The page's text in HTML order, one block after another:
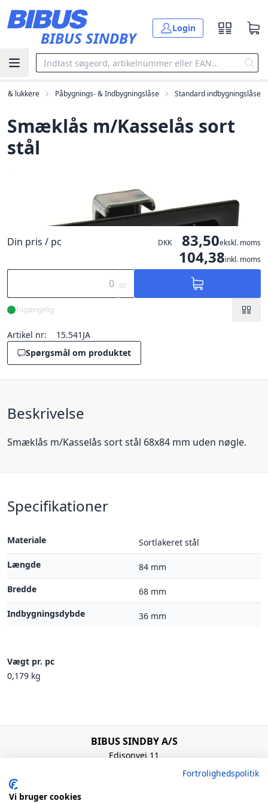
BIBUS SINDBY
Login
& lukkere Påbygnings- & Indbygningslåse Standard indbygningslåse
Smæklås m/Kasselås sort
stål
Din pris / pc DKK 83,50ekskl. moms
104,38inkl. moms
pc
Tilgængelig
Artikel nr:
15.541JA
Spørgsmål om produktet
Beskrivelse
Smæklås m/Kasselås sort stål 68x84 mm uden nøgle.
Specifikationer
Materiale
Sortlakeret stål
Længde
84 mm
Bredde
68 mm
Indbygningsdybde
36 mm
Vægt pr. pc
0,179 kg
BIBUS SINDBY A/S
Edisonvej 11
Fortrolighedspolitik
Vi bruger cookies